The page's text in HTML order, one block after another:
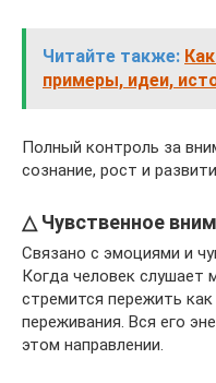
Читайте также:
примеры, идеи,
Полный контроль за
сознание, рост и
△ Чувственное
Связано с эмоциями и
Когда человек слушает
стремится пережить
переживания. Вся его
этом направлении.